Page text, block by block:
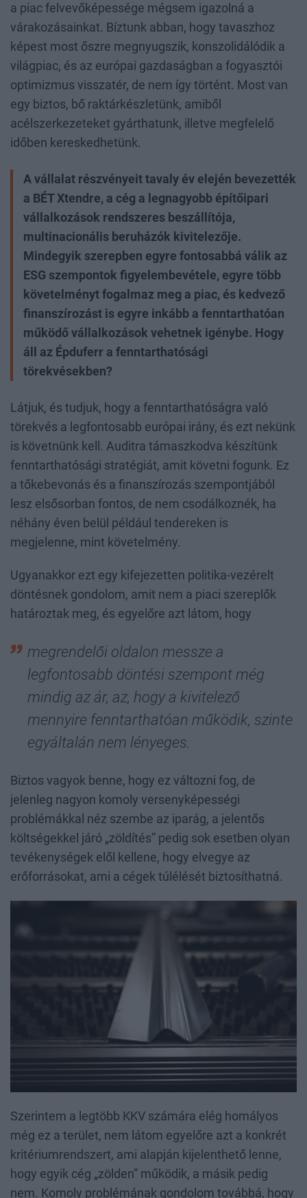
a piac felvevőképessége mégsem igazolná a
várakozásainkat. Bíztunk abban, hogy tavaszhoz
képest most őszre megnyugszik, konszolidálódik a
világpiac, és az európai gazdaságban a fogyasztói
optimizmus visszatér, de nem így történt. Most van
egy biztos, bő raktárkészletünk, amiből
acélszerkezeteket gyárthatunk, illetve megfelelő
időben kereskedhetünk.
A vállalat részvényeit tavaly év elején bevezették
a BÉT Xtendre, a cég a legnagyobb építőipari
vállalkozások rendszeres beszállítója,
multinacionális beruházók kivitelezője.
Mindegyik szerepben egyre fontosabbá válik az
ESG szempontok figyelembevétele, egyre több
követelményt fogalmaz meg a piac, és kedvező
finanszírozást is egyre inkább a fenntarthatóan
működő vállalkozások vehetnek igénybe. Hogy
áll az Épduferr a fenntarthatósági
törekvésekben?
Látjuk, és tudjuk, hogy a fenntarthatóságra való
törekvés a legfontosabb európai irány, és ezt nekünk
is követnünk kell. Auditra támaszkodva készítünk
fenntarthatósági stratégiát, amit követni fogunk. Ez
a tőkebevonás és a finanszírozás szempontjából
lesz elsősorban fontos, de nem csodálkoznék, ha
néhány éven belül például tendereken is
megjelenne, mint követelmény.
Ugyanakkor ezt egy kifejezetten politika-vezérelt
döntésnek gondolom, amit nem a piaci szereplők
határoztak meg, és egyelőre azt látom, hogy
megrendelői oldalon messze a
legfontosabb döntési szempont még
mindig az ár, az, hogy a kivitelező
mennyire fenntarthatóan működik, szinte
egyáltalán nem lényeges.
Biztos vagyok benne, hogy ez változni fog, de
jelenleg nagyon komoly versenyképességi
problémákkal néz szembe az iparág, a jelentős
költségekkel járó „zöldítés” pedig sok esetben olyan
tevékenységek elől kellene, hogy elvegye az
erőforrásokat, ami a cégek túlélését biztosíthatná.
Szerintem a legtöbb KKV számára elég homályos
még ez a terület, nem látom egyelőre azt a konkrét
kritériumrendszert, ami alapján kijelenthető lenne,
hogy egyik cég „zölden” működik, a másik pedig
nem. Komoly problémának gondolom továbbá, hogy